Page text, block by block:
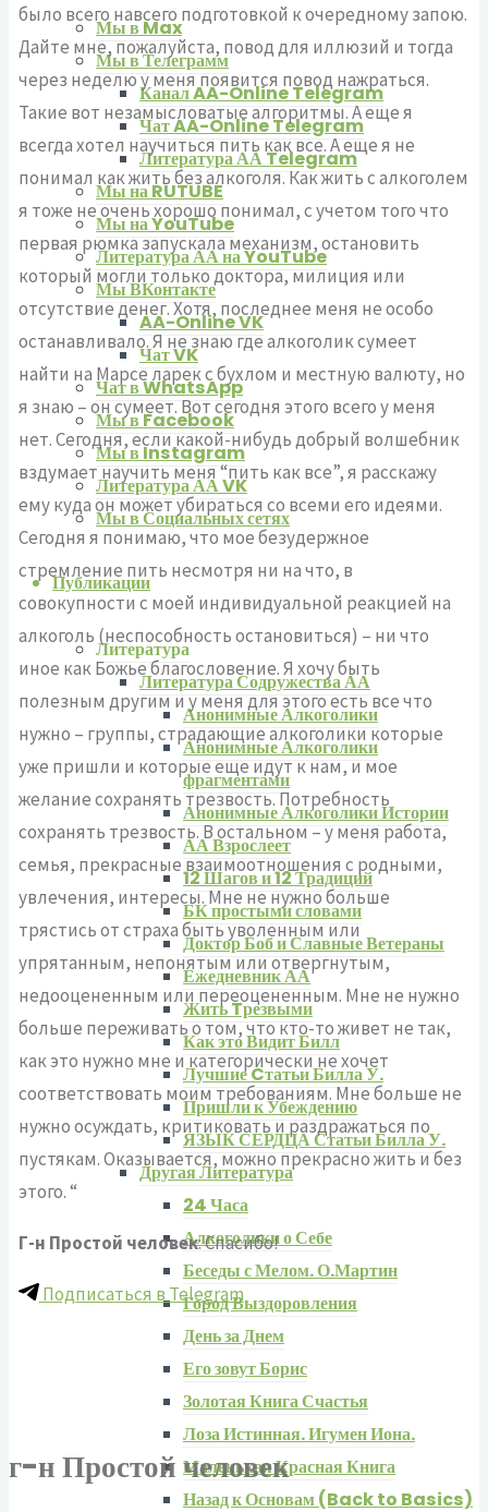
Мы в Max
Мы в Телеграмм
Канал AA-Online Telegram
Чат AA-Online Telegram
Литература АА Telegram
Мы на RUTUBE
Мы на YouTube
Литература АА на YouTube
Мы ВКонтакте
AA-Online VK
Чат VK
Чат в WhatsApp
Мы в Facebook
Мы в Instagram
Литература АА VK
Мы в Социальных сетях
Публикации
Литература
Литература Содружества АА
Анонимные Алкоголики
Анонимные Алкоголики
фрагментами
Анонимные Алкоголики Истории
АА Взрослеет
12 Шагов и 12 Традиций
БК простыми словами
Доктор Боб и Славные Ветераны
Ежедневник АА
Жить Tрезвыми
Как это Видит Билл
Лучшие Cтатьи Билла У.
Пришли к Убеждению
ЯЗЫК СЕРДЦА Статьи Билла У.
Другая Литература
24 Часа
Алкоголики о Себе
Беседы с Мелом. О.Мартин
Город Выздоровления
День за Днем
Его зовут Борис
Золотая Книга Счастья
Лоза Истинная. Игумен Иона.
Маленькая Красная Книга
Назад к Основам (Back to Basics)
было всего навсего подготовкой к очередному запою.
Дайте мне, пожалуйста, повод для иллюзий и тогда
через неделю у меня появится повод нажраться.
Такие вот незамысловатые алгоритмы. А еще я
всегда хотел научиться пить как все. А еще я не
понимал как жить без алкоголя. Как жить с алкоголем
я тоже не очень хорошо понимал, с учетом того что
первая рюмка запускала механизм, остановить
который могли только доктора, милиция или
отсутствие денег. Хотя, последнее меня не особо
останавливало. Я не знаю где алкоголик сумеет
найти на Марсе ларек с бухлом и местную валюту, но
я знаю – он сумеет. Вот сегодня этого всего у меня
нет. Сегодня, если какой-нибудь добрый волшебник
вздумает научить меня “пить как все”, я расскажу
ему куда он может убираться со всеми его идеями.
Сегодня я понимаю, что мое безудержное
стремление пить несмотря ни на что, в
совокупности с моей индивидуальной реакцией на
алкоголь (неспособность остановиться) – ни что
иное как Божье благословение. Я хочу быть
полезным другим и у меня для этого есть все что
нужно – группы, страдающие алкоголики которые
уже пришли и которые еще идут к нам, и мое
желание сохранять трезвость. Потребность
сохранять трезвость. В остальном – у меня работа,
семья, прекрасные взаимоотношения с родными,
увлечения, интересы. Мне не нужно больше
трястись от страха быть уволенным или
упрятанным, непонятым или отвергнутым,
недооцененным или переоцененным. Мне не нужно
больше переживать о том, что кто-то живет не так,
как это нужно мне и категорически не хочет
соответствовать моим требованиям. Мне больше не
нужно осуждать, критиковать и раздражаться по
пустякам. Оказывается, можно прекрасно жить и без
этого. “
Г-н Простой человек: Спасибо!
Подписаться в Telegram
г-н Простой человек